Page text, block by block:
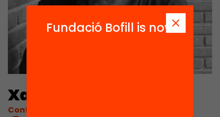
Xavier Chavarria
Contacta'm:
Fundació Bofill is now